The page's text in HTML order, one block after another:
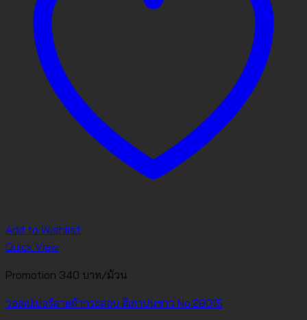
Add to Wishlist
Quick View
Promotion 340 บาท/ม้วน
วอลเปเปอร์ลายผ้ากระสอบ สีเทาปนขาว No.28015